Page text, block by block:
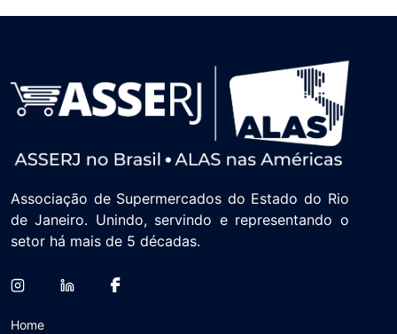
Associação de Supermercados do Estado do Rio
de Janeiro. Unindo, servindo e representando o
setor há mais de 5 décadas.
Home